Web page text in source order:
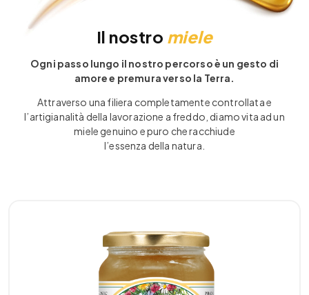
Il nostro miele
Ogni passo lungo il nostro percorso è un gesto di
amore e premura verso la Terra.
Attraverso una filiera completamente controllata e
l’artigianalità della lavorazione a freddo, diamo vita ad un
miele genuino e puro che racchiude
l’essenza della natura.